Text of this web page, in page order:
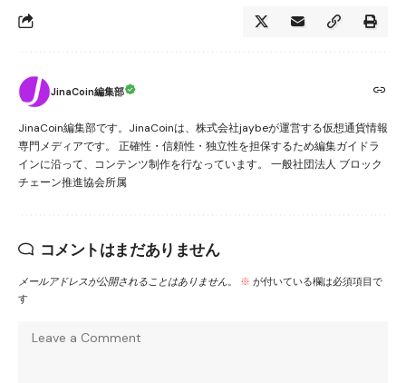
JinaCoin編集部
JinaCoin編集部です。JinaCoinは、株式会社jaybeが運営する仮想通貨情報
専門メディアです。 正確性・信頼性・独立性を担保するため編集ガイドラ
インに沿って、コンテンツ制作を行なっています。 一般社団法人 ブロック
チェーン推進協会所属
コメントはまだありません
メールアドレスが公開されることはありません。 ※ が付いている欄は必須項目で
す